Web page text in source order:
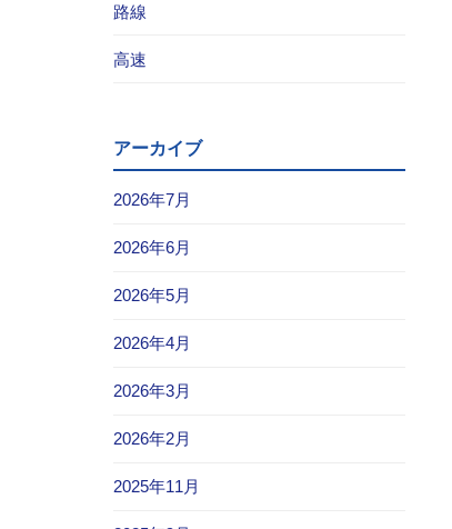
路線
高速
アーカイブ
2026年7月
2026年6月
2026年5月
2026年4月
2026年3月
2026年2月
2025年11月